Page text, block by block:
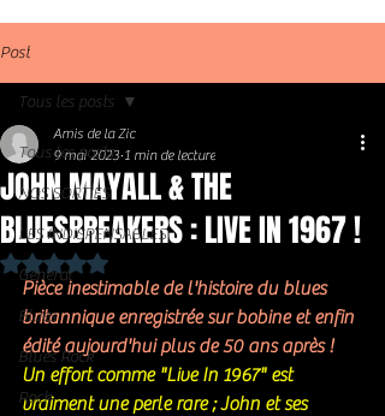
Post
Tous les posts
NOS SORTIES
LES INDISPENSABLES
Général
Blues
Blues Rock
Rock
Tous les posts
JOHN MAYALL & THE
BLUESBREAKERS : LIVE IN 1967 !
Amis de la Zic
9 mai 2023 1 min de lecture
Noté NaN étoiles sur 5.
Pièce inestimable de l'histoire du blues
britannique enregistrée sur bobine et enfin
édité aujourd'hui plus de 50 ans après !
Un effort comme "Live In 1967" est
vraiment une perle rare ; John et ses